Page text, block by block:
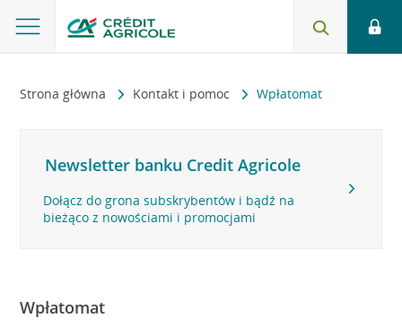
Strona główna Kontakt i pomoc Wpłatomat
Newsletter banku Credit Agricole
Dołącz do grona subskrybentów i bądź na
bieżąco z nowościami i promocjami
Wpłatomat